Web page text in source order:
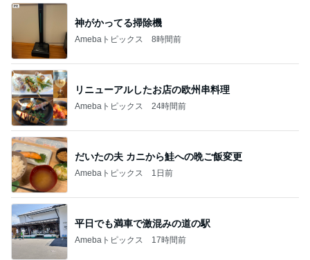
神がかってる掃除機
Amebaトピックス 8時間前
リニューアルしたお店の欧州串料理
Amebaトピックス 24時間前
だいたの夫 カニから鮭への晩ご飯変更
Amebaトピックス 1日前
平日でも満車で激混みの道の駅
Amebaトピックス 17時間前